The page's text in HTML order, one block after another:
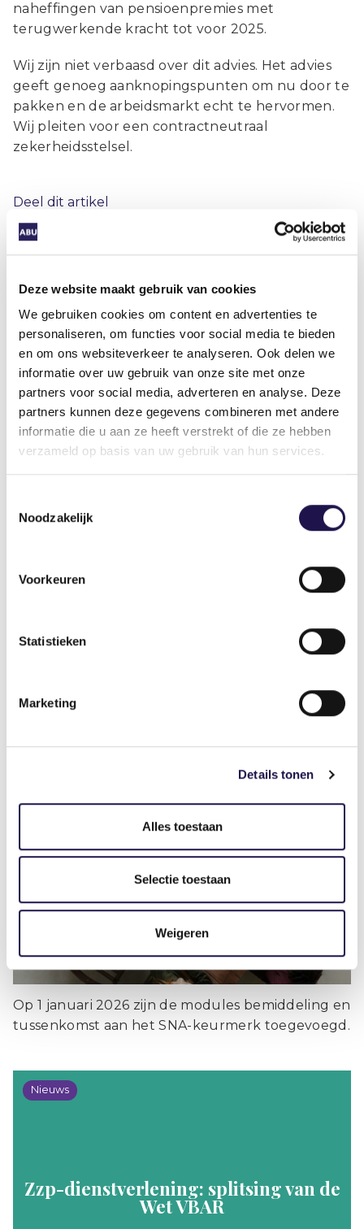
Deze website maakt gebruik van cookies
We gebruiken cookies om content en advertenties te
personaliseren, om functies voor social media te bieden
en om ons websiteverkeer te analyseren. Ook delen we
informatie over uw gebruik van onze site met onze
partners voor social media, adverteren en analyse. Deze
partners kunnen deze gegevens combineren met andere
informatie die u aan ze heeft verstrekt of die ze hebben
verzameld op basis van uw gebruik van hun services.
Noodzakelijk
Voorkeuren
Statistieken
Marketing
Details tonen
Alles toestaan
Selectie toestaan
Weigeren
naheffingen van pensioenpremies met
terugwerkende kracht tot voor 2025.
Wij zijn niet verbaasd over dit advies. Het advies
geeft genoeg aanknopingspunten om nu door te
pakken en de arbeidsmarkt echt te hervormen.
Wij pleiten voor een contractneutraal
zekerheidsstelsel.
Deel dit artikel
Gerelateerde artikelen
Nieuws
Overgangsregeling zzp-modules
SNA-keurmerk verlengd
Artikel
Info over keurmerk zzp-
dienstverlening
Op 1 januari 2026 zijn de modules bemiddeling en
tussenkomst aan het SNA-keurmerk toegevoegd.
Nieuws
Zzp-dienstverlening: splitsing van de
Wet VBAR